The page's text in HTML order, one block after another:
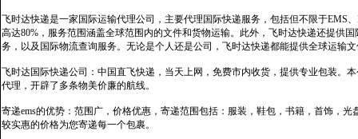
飞时达快递是一家国际运输代理公司，主要代理国际快递服务，包括但不限于EMS
高达80%，服务范围涵盖全球范围内的文件和货物运输。此外，飞时达快递还提供
务，以及国际物流查询服务。无论是个人还是公司，飞时达快递都能提供全球运输
飞时达国际快递公司：中国直飞快递，当天上网，免费市内收货，提供专业包装。
代理，开辟了多条物美价廉的航线。
寄递ems的优势：范围广，价格优惠，寄递范围包括：服装，鞋包，书籍，首饰，
较实惠的价格为您寄递每一个包裹。